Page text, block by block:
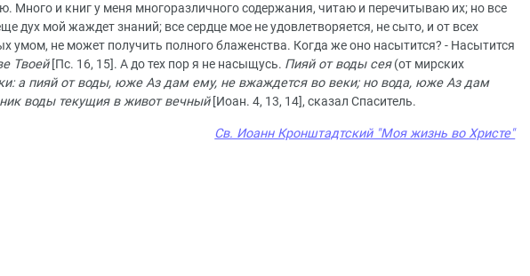
Много и книг у меня многоразличного содержания, читаю и перечитываю их; но все
дух мой жаждет знаний; все сердце мое не удовлетворяется, не сыто, и от всех
умом, не может получить полного блаженства. Когда же оно насытится? - Насытится
Твоей[Пс. 16, 15]. А до тех пор я не насыщусь. Пияй от воды сея(от мирских
а пияй от воды, юже Аз дам ему, не вжаждется во веки; но вода, юже Аз дам
воды текущия в живот вечный[Иоан. 4, 13, 14], сказал Спаситель.
Св. Иоанн Кронштадтский "Моя жизнь во Христе"